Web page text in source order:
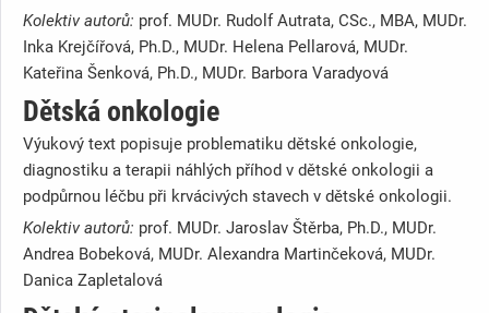
Kolektiv autorů: prof. MUDr. Rudolf Autrata, CSc., MBA, MUDr.
Inka Krejčířová, Ph.D., MUDr. Helena Pellarová, MUDr.
Kateřina Šenková, Ph.D., MUDr. Barbora Varadyová
Dětská onkologie
Výukový text popisuje problematiku dětské onkologie,
diagnostiku a terapii náhlých příhod v dětské onkologii a
podpůrnou léčbu při krvácivých stavech v dětské onkologii.
Kolektiv autorů: prof. MUDr. Jaroslav Štěrba, Ph.D., MUDr.
Andrea Bobeková, MUDr. Alexandra Martinčeková, MUDr.
Danica Zapletalová